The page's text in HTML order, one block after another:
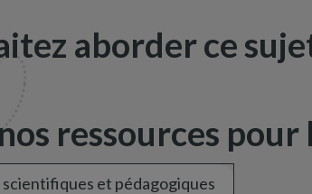
aborder ce
ressources pour
et pédagogiques